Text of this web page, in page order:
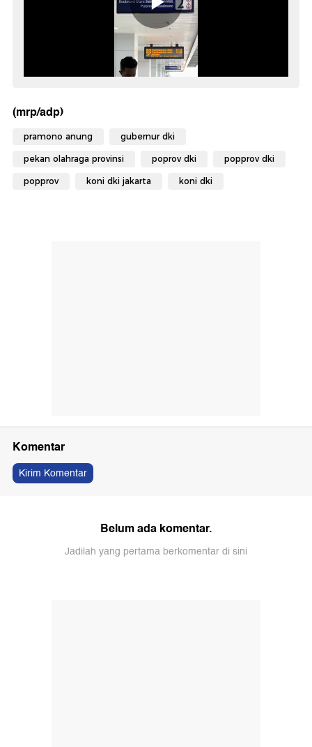
(mrp/adp)
pramono anung gubernur dki
pekan olahraga provinsi poprov dki popprov dki
popprov koni dki jakarta koni dki
Komentar
Kirim Komentar
Belum ada komentar.
Jadilah yang pertama berkomentar di sini